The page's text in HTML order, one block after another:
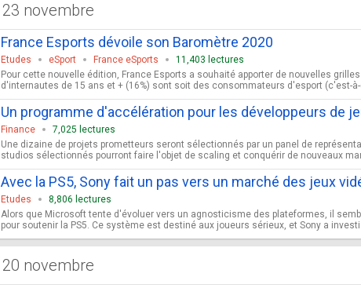
23 novembre
France Esports dévoile son Baromètre 2020
Etudes eSport France eSports
11,403 lectures
Pour cette nouvelle édition, France Esports a souhaité apporter de nouvelles
d'internautes de 15 ans et + (16%) sont soit des consommateurs d'esport (c'est-
Un programme d'accélération pour les développeurs de
Finance
7,025 lectures
Une dizaine de projets prometteurs seront sélectionnés par un panel de
studios sélectionnés pourront faire l'objet de scaling et conquérir de nouveaux
Avec la PS5, Sony fait un pas vers un marché des jeux
Etudes
8,806 lectures
Alors que Microsoft tente d'évoluer vers un agnosticisme des plateformes, il
pour soutenir la PS5. Ce système est destiné aux joueurs sérieux, et Sony a
20 novembre